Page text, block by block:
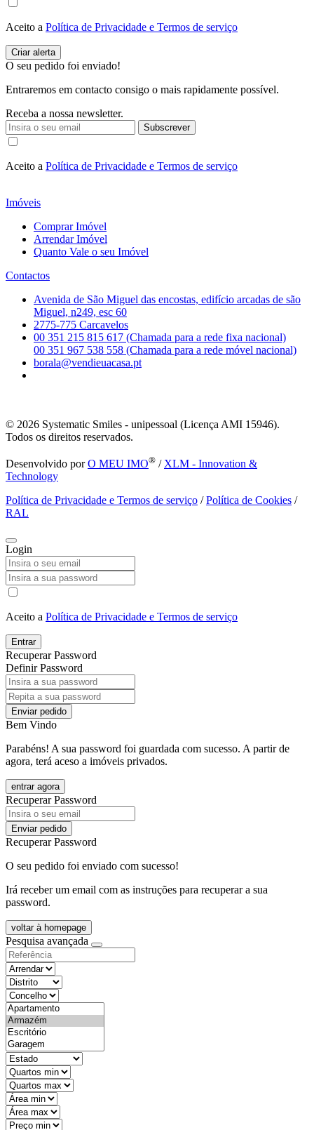
Aceito a Política de Privacidade e Termos de serviço
O seu pedido foi enviado!
Entraremos em contacto consigo o mais rapidamente possível.
Receba a nossa newsletter.
Subscrever
Aceito a Política de Privacidade e Termos de serviço
Imóveis
Comprar Imóvel
Arrendar Imóvel
Quanto Vale o seu Imóvel
Contactos
Avenida de São Miguel das encostas, edifício arcadas de são
Miguel, n249, esc 60
2775-775 Carcavelos
00 351 215 815 617 (Chamada para a rede fixa nacional)
00 351 967 538 558 (Chamada para a rede móvel nacional)
borala@vendieuacasa.pt
© 2026 Systematic Smiles - unipessoal (Licença AMI 15946).
Todos os direitos reservados.
Desenvolvido porO MEU IMO® / XLM - Innovation &
Technology
Política de Privacidade e Termos de serviço /Política de Cookies /
RAL
Login
Aceito a Política de Privacidade e Termos de serviço
Entrar
Recuperar Password
Definir Password
Enviar pedido
Bem Vindo
Parabéns! A sua password foi guardada com sucesso. A partir de
agora, terá aceso a imóveis privados.
entrar agora
Recuperar Password
Enviar pedido
Recuperar Password
O seu pedido foi enviado com sucesso!
Irá receber um email com as instruções para recuperar a sua
password.
voltar à homepage
Pesquisa avançada
objective
districtId
countyId
types
state
mintypo
maxtypo
minarea
maxarea
minprice